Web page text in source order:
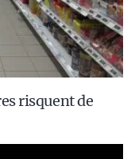
risquent de